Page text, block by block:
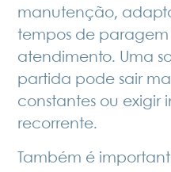
manutenção,
tempos de
atendimento. Uma
partida pode sair
constantes ou exigir
recorrente.
Também é